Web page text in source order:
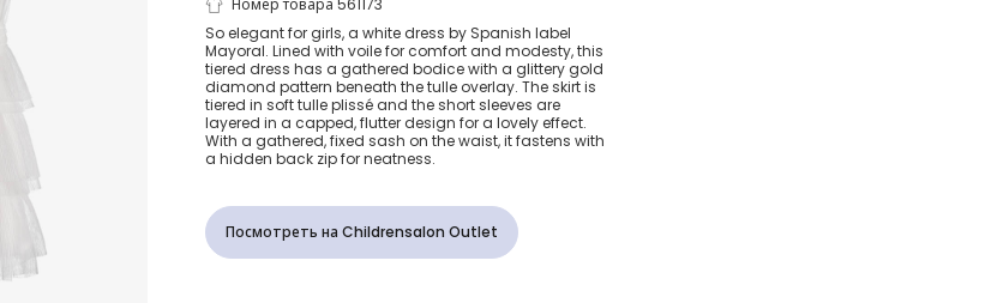
Girls White Tulle
Plissé Sparkle Dress
Номер товара 561173
So elegant for girls, a white dress by Spanish label
Mayoral. Lined with voile for comfort and modesty, this
tiered dress has a gathered bodice with a glittery gold
diamond pattern beneath the tulle overlay. The skirt is
tiered in soft tulle plissé and the short sleeves are
layered in a capped, flutter design for a lovely effect.
With a gathered, fixed sash on the waist, it fastens with
a hidden back zip for neatness.
Посмотреть на Childrensalon Outlet